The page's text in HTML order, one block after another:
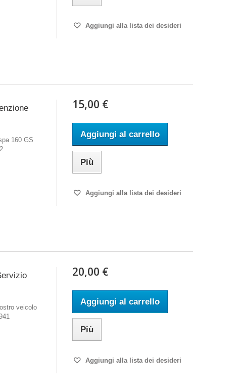
Aggiungi alla lista dei desideri
160 GS
15,00 €
Aggiungi al carrello
Più
Aggiungi alla lista dei desideri
veicolo
20,00 €
Aggiungi al carrello
Più
Aggiungi alla lista dei desideri